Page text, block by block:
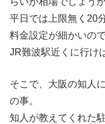
平日では上限無く20
料金設定が細かいの
JR難波駅近くに行け
そこで、大阪の知人
の事。
知人が教えてくれた